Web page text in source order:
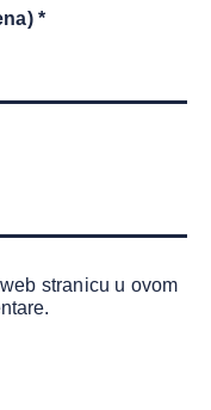
*
stranicu u ovom